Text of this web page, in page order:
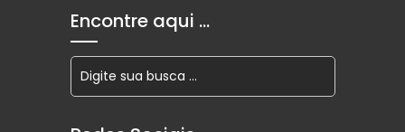
Encontre aqui …